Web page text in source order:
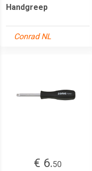
Handgreep
Conrad NL
€ 6.50